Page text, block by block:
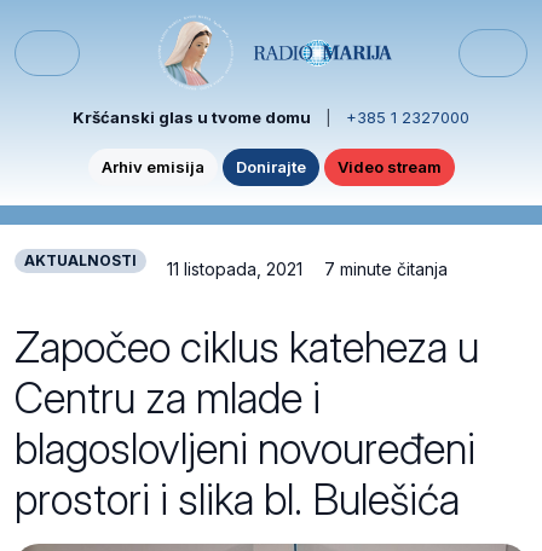
Menu
Kršćanski glas u tvome domu +385 1 2327000
Arhiv emisija Donirajte Video stream
AKTUALNOSTI 11 listopada, 2021 7 minute čitanja
Započeo ciklus kateheza u
Centru za mlade i
blagoslovljeni novouređeni
prostori i slika bl. Bulešića